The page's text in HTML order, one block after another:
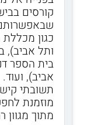
קורסים
כגון
ותל אביב),
בית הספר
אביב),
תשובתי
מוזמנת
מתוך